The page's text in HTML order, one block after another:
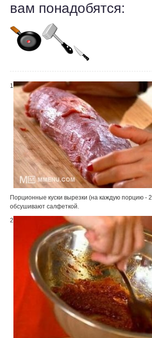
вам понадобятся:
1
Порционные куски вырезки (на каждую порцию -
обсушивают салфеткой.
2